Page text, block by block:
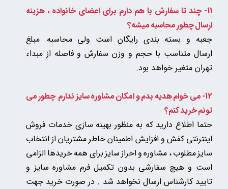
11- چند تا سفارش با هم دارم برای اعضای خانواده ، هزینه
ارسال چطور محاسبه میشه؟
جعبه و بسته بندی رایگان است ولیمحاسبه مبلغ
ارسال متناسب با حجم و وزن سفارش و فاصله از مبداء
تهران متغیر خواهد بود.
12- می خوام هدیه بدم و امکان مشاوره سایز ندارم چطور می
تونم خرید کنم؟
حتما اطلاع دارید که به منظور بهینه سازی خدمات فروش
اینترنتی کفش و افزایش اطمینان خاطر مشتریان از انتخاب
سایز مطلوب ، مشاوره و احراز سایز برای همه خریدها الزامی
است و هیچ سفارشی بدون تکمیل فرم مشاوره سایز و
تایید کارشناس ارسال نخواهد شد . در صورت خرید جهت